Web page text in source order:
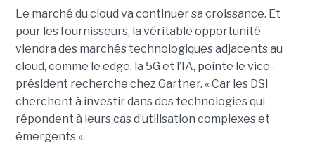
Le marché du cloud va continuer sa croissance. Et
pour les fournisseurs, la véritable opportunité
viendra des marchés technologiques adjacents au
cloud, comme le edge, la 5G et l’IA, pointe le vice-
président recherche chez Gartner. « Car les DSI
cherchent à investir dans des technologies qui
répondent à leurs cas d’utilisation complexes et
émergents ».